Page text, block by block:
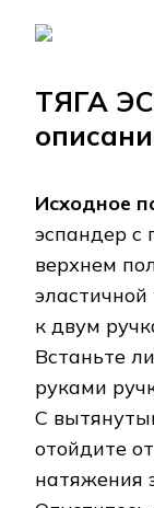
ТЯГА
Исходное
эспандер с
верхнем
к двум
Встаньте
руками
С
отойдите
натяжения